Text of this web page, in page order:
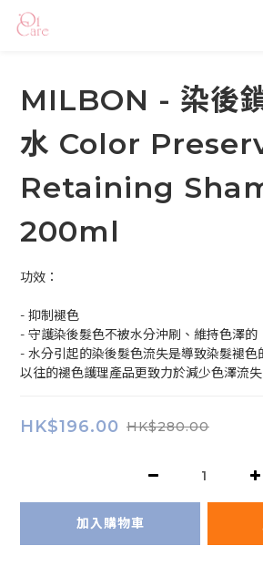
MILBON - 染後
水 Color
Retaining
200ml
功效：
- 抑制褪色
- 守護染後髮色不被水分沖刷、維持色澤的
- 水分引起的染後髮色流失是導致染髮褪色
以往的褪色護理產品更致力於減少色澤流失
HK$196.00 HK$280.00
加入購物車